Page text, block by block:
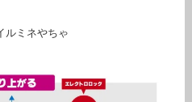
ルミネやちゃ